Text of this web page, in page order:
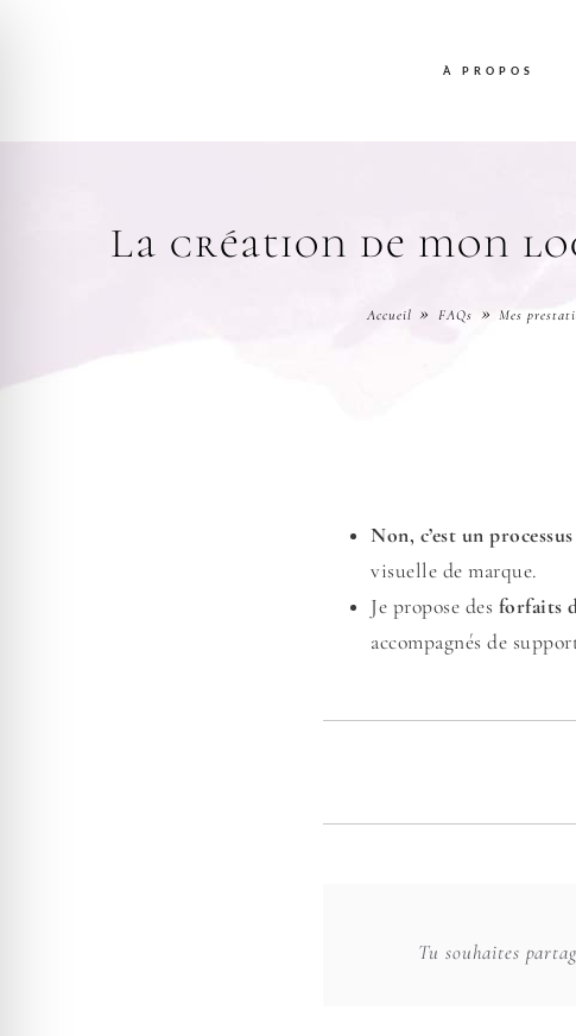
À PROPOS
La création de mon
Accueil FAQs Mes
Non, c’est un
visuelle de marque.
Je propose des forfaits
accompagnés de
Tu souhaites